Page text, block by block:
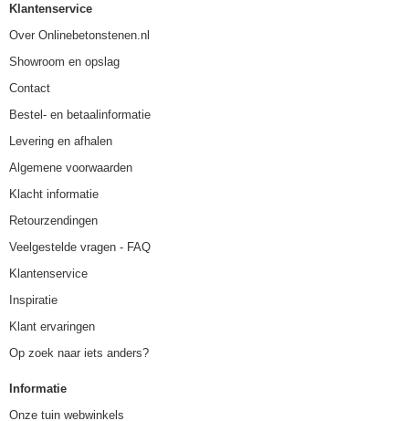
Klantenservice
Over Onlinebetonstenen.nl
Showroom en opslag
Contact
Bestel- en betaalinformatie
Levering en afhalen
Algemene voorwaarden
Klacht informatie
Retourzendingen
Veelgestelde vragen - FAQ
Klantenservice
Inspiratie
Klant ervaringen
Op zoek naar iets anders?
Informatie
Onze tuin webwinkels